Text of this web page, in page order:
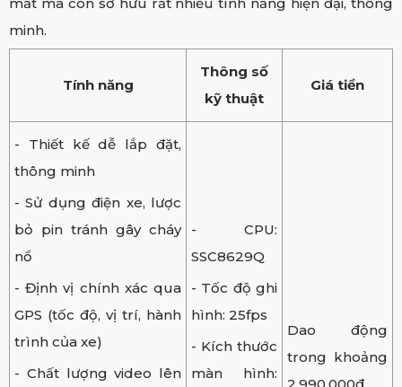
minh.
Tính năng
Thông số
kỹ thuật
Giá tiền
- Thiết kế dễ lắp đặt,
thông minh
- Sử dụng điện xe, lược
bỏ pin tránh gây cháy
nổ
- Định vị chính xác qua
GPS (tốc độ, vị trí, hành
trình của xe)
- Chất lượng video lên
- CPU:
SSC8629Q
- Tốc độ ghi
hình: 25fps
- Kích thước
màn hình:
Dao động
trong khoảng